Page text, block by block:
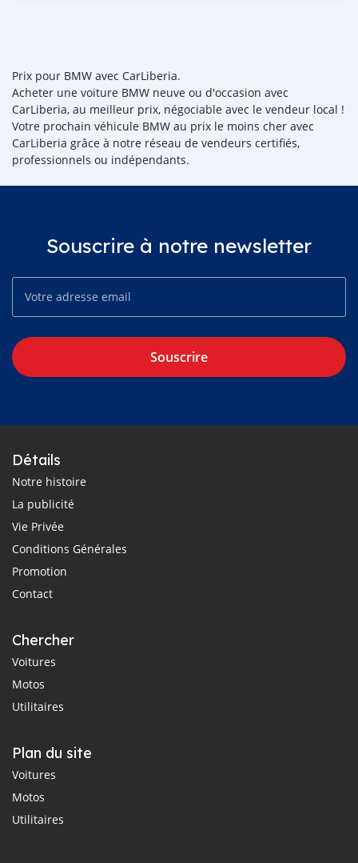
Prix pour BMW avec CarLiberia.
Acheter une voiture BMW neuve ou d'occasion avec
CarLiberia, au meilleur prix, négociable avec le vendeur local !
Votre prochain véhicule BMW au prix le moins cher avec
CarLiberia grâce à notre réseau de vendeurs certifiés,
professionnels ou indépendants.
Souscrire à notre newsletter
Souscrire
Détails
Notre histoire
La publicité
Vie Privée
Conditions Générales
Promotion
Contact
Chercher
Voitures
Motos
Utilitaires
Plan du site
Voitures
Motos
Utilitaires